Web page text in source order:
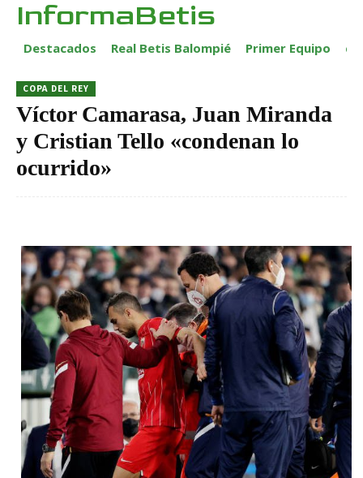
InformaBetis
Destacados Real Betis Balompié Primer Equipo
COPA DEL REY
Víctor Camarasa, Juan Miranda
y Cristian Tello «condenan lo
ocurrido»